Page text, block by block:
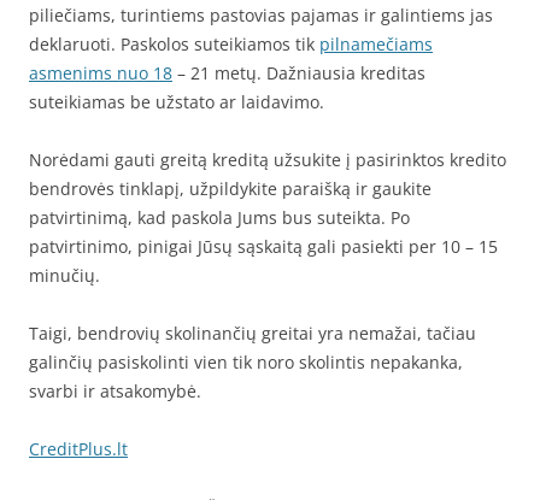
piliečiams, turintiems pastovias pajamas ir galintiems jas
deklaruoti. Paskolos suteikiamos tik pilnamečiams
asmenims nuo 18 – 21 metų. Dažniausia kreditas
suteikiamas be užstato ar laidavimo.
Norėdami gauti greitą kreditą užsukite į pasirinktos kredito
bendrovės tinklapį, užpildykite paraišką ir gaukite
patvirtinimą, kad paskola Jums bus suteikta. Po
patvirtinimo, pinigai Jūsų sąskaitą gali pasiekti per 10 – 15
minučių.
Taigi, bendrovių skolinančių greitai yra nemažai, tačiau
galinčių pasiskolinti vien tik noro skolintis nepakanka,
svarbi ir atsakomybė.
CreditPlus.lt